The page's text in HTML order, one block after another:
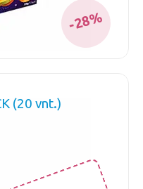
-28%
(20 vnt.)